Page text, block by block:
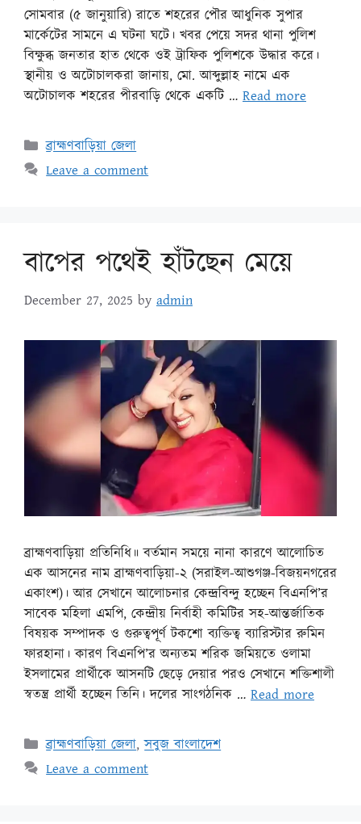
সোমবার (৫ জানুয়ারি) রাতে শহরের পৌর আধুনিক সুপার
মার্কেটের সামনে এ ঘটনা ঘটে। খবর পেয়ে সদর থানা পুলিশ
বিক্ষুব্ধ জনতার হাত থেকে ওই ট্রাফিক পুলিশকে উদ্ধার করে।
স্থানীয় ও অটোচালকরা জানায়, মো. আব্দুল্লাহ নামে এক
অটোচালক শহরের পীরবাড়ি থেকে একটি … Read more
ব্রাহ্মণবাড়িয়া জেলা
Leave a comment
বাপের পথেই হাঁটছেন মেয়ে
December 27, 2025 by admin
ব্রাহ্মণবাড়িয়া প্রতিনিধি॥ বর্তমান সময়ে নানা কারণে আলোচিত
এক আসনের নাম ব্রাহ্মণবাড়িয়া-২ (সরাইল-আশুগঞ্জ-বিজয়নগরের
একাংশ)। আর সেখানে আলোচনার কেন্দ্রবিন্দু হচ্ছেন বিএনপি’র
সাবেক মহিলা এমপি, কেন্দ্রীয় নির্বাহী কমিটির সহ-আন্তর্জাতিক
বিষয়ক সম্পাদক ও গুরুত্বপূর্ণ টকশো ব্যক্তিত্ব ব্যারিস্টার রুমিন
ফারহানা। কারণ বিএনপি’র অন্যতম শরিক জমিয়তে ওলামা
ইসলামের প্রার্থীকে আসনটি ছেড়ে দেয়ার পরও সেখানে শক্তিশালী
স্বতন্ত্র প্রার্থী হচ্ছেন তিনি। দলের সাংগঠনিক … Read more
ব্রাহ্মণবাড়িয়া জেলা,সবুজ বাংলাদেশ
Leave a comment